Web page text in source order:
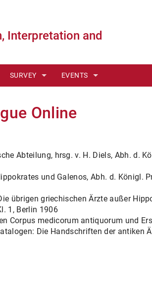
Interpretation and
SURVEY
FROM MANUSCRIPT TO EDITION
EVENTS
CMG-LECTURE
Online
Abteilung, hrsg. v. H. Diels, Abh. d.
und Galenos, Abh. d. Königl.
übrigen griechischen Ärzte außer
1, Berlin 1906
Corpus medicorum antiquorum und
Die Handschriften der antiken